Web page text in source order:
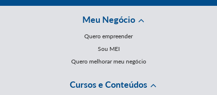
Meu Negócio
Quero empreender
Sou MEI
Quero melhorar meu negócio
Cursos e Conteúdos